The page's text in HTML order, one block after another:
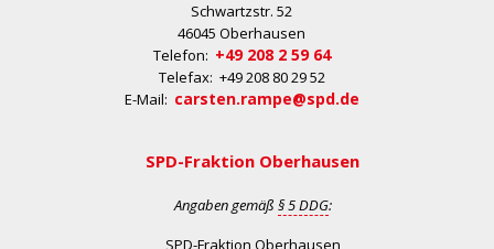
Schwartzstr. 52
46045 Oberhausen
Telefon: +49 208 2 59 64
Telefax: +49 208 80 29 52
E-Mail: carsten.rampe@spd.de
SPD-Fraktion Oberhausen
Angaben gemäß § 5 DDG:
SPD-Fraktion Oberhausen